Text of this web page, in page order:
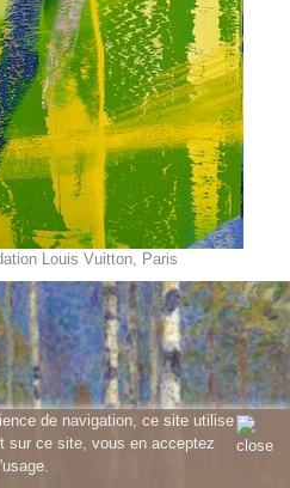
de navigation, ce site utilise
sur ce site, vous en acceptez
l'usage.
Louis Vuitton, Paris